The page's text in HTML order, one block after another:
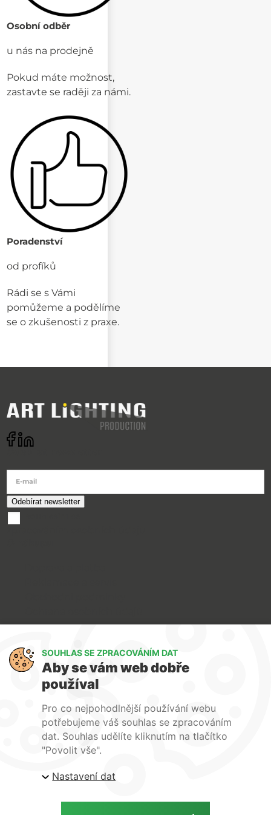
Osobní odběr
u nás na prodejně
Pokud máte možnost,
zastavte se raději za námi.
Poradenství
od profíků
Rádi se s Vámi
pomůžeme a podělíme
se o zkušenosti z praxe.
E-mail
O nás
Kontakty
| ARTlighting.cz, Komenského 427 Újezd u Brna, 664
SOUHLAS SE ZPRACOVÁNÍM DAT
Aby se vám web dobře
používal
Pro co nejpohodlnější používání webu
potřebujeme váš souhlas se zpracováním
dat. Souhlas udělíte kliknutím na tlačítko
"Povolit vše".
Nastavení dat